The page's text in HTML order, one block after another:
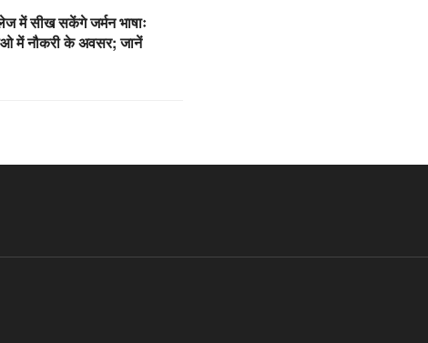
में सीख सकेंगे जर्मन भाषाः
में नौकरी के अवसर; जानें